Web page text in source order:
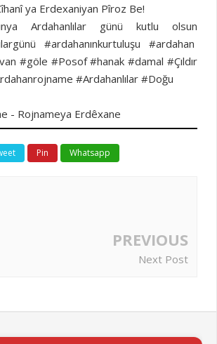
ya Erdexaniyan Pîroz Be!
Ardahanlılar günü kutlu olsun
#ardahanınkurtuluşu #ardahan
#göle #Posof #hanak #damal #Çıldır
#Ardahanlılar #Doğu
- Rojnameya Erdêxane
Pin Whatsapp
PREVIOUS
Next Post